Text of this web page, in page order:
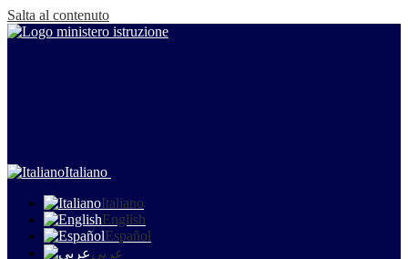
Salta al contenuto
Italiano
Italiano
English
Español
عربى